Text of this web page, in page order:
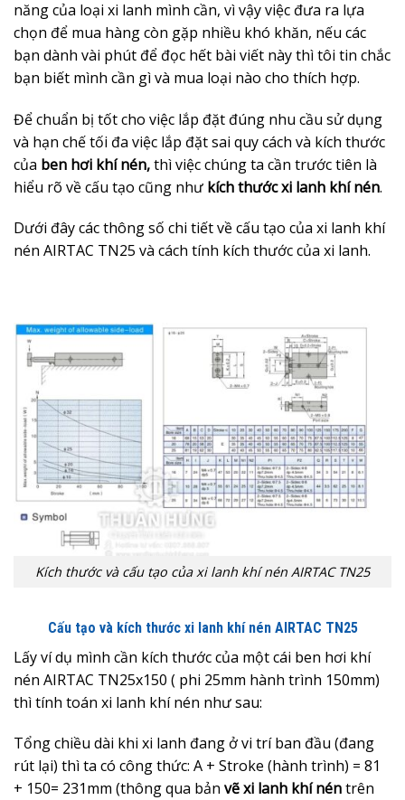
năng của loại xi lanh mình cần, vì vậy việc đưa ra lựa
chọn để mua hàng còn gặp nhiều khó khăn, nếu các
bạn dành vài phút để đọc hết bài viết này thì tôi tin chắc
bạn biết mình cần gì và mua loại nào cho thích hợp.
Để chuẩn bị tốt cho việc lắp đặt đúng nhu cầu sử dụng
và hạn chế tối đa việc lắp đặt sai quy cách và kích thước
của ben hơi khí nén,thì việc chúng ta cần trước tiên là
hiểu rõ về cấu tạo cũng như kích thước xi lanh khí nén.
Dưới đây các thông số chi tiết về cấu tạo của xi lanh khí
nén AIRTAC TN25 và cách tính kích thước của xi lanh.
Kích thước và cấu tạo của xi lanh khí nén AIRTAC TN25
Cấu tạo và kích thước xi lanh khí nén AIRTAC TN25
Lấy ví dụ mình cần kích thước của một cái ben hơi khí
nén AIRTAC TN25x150 ( phi 25mm hành trình 150mm)
thì tính toán xi lanh khí nén như sau:
Tổng chiều dài khi xi lanh đang ở vi trí ban đầu (đang
rút lại) thì ta có công thức: A + Stroke (hành trình) = 81
+ 150= 231mm (thông qua bản vẽ xi lanh khí néntrên